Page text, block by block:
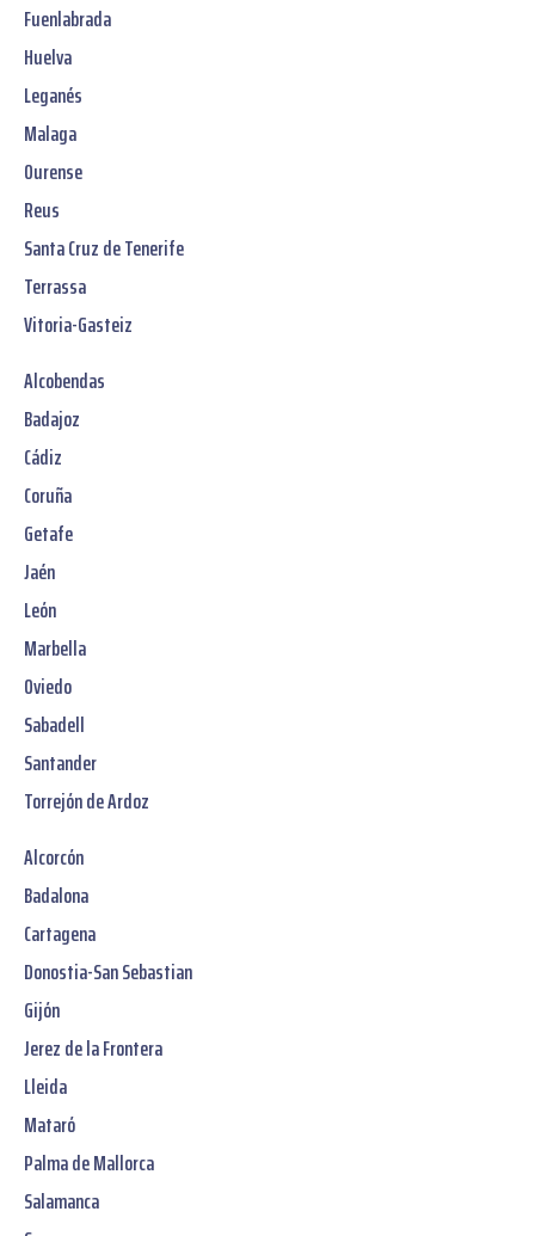
Fuenlabrada
Huelva
Leganés
Malaga
Ourense
Reus
Santa Cruz de Tenerife
Terrassa
Vitoria-Gasteiz
Alcobendas
Badajoz
Cádiz
Coruña
Getafe
Jaén
León
Marbella
Oviedo
Sabadell
Santander
Torrejón de Ardoz
Alcorcón
Badalona
Cartagena
Donostia-San Sebastian
Gijón
Jerez de la Frontera
Lleida
Mataró
Palma de Mallorca
Salamanca